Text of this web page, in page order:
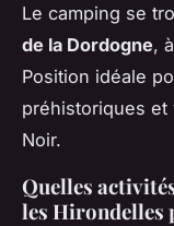
Le camping se
de la Dordogne,
Position idéale
préhistoriques et
Noir.
Quelles
les Hirondelles